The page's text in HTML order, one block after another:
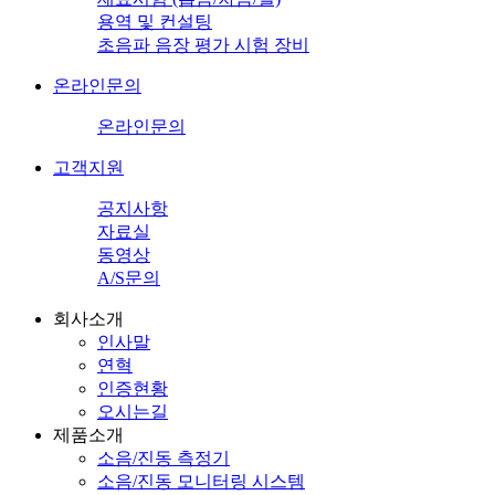
용역 및 컨설팅
초음파 음장 평가 시험 장비
온라인문의
온라인문의
고객지원
공지사항
자료실
동영상
A/S문의
회사소개
인사말
연혁
인증현황
오시는길
제품소개
소음/진동 측정기
소음/진동 모니터링 시스템